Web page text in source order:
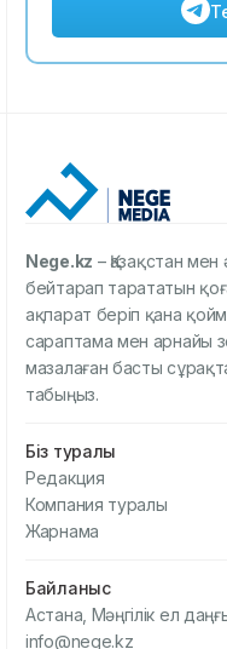
Nege.kz – Қазақстан
бейтарап тарататын
ақпарат беріп қана
сараптама мен арнайы
мазалаған басты
табыңыз.
Біз туралы
Редакция
Компания туралы
Жарнама
Байланыс
Астана, Мәңгілік ел
info@nege.kz